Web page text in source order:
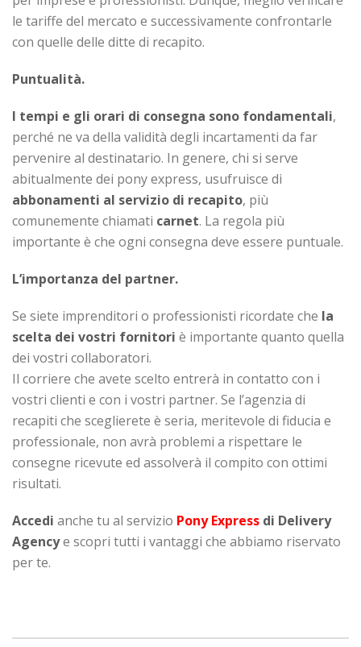
le tariffe del mercato e successivamente confrontarle
con quelle delle ditte di recapito.
Puntualità.
I tempi e gli orari di consegna sono fondamentali,
perché ne va della validità degli incartamenti da far
pervenire al destinatario. In genere, chi si serve
abitualmente dei pony express, usufruisce di
abbonamenti al servizio di recapito, più
comunemente chiamati carnet. La regola più
importante è che ogni consegna deve essere puntuale.
L’importanza del partner.
Se siete imprenditori o professionisti ricordate che la
scelta dei vostri fornitori è importante quanto quella
dei vostri collaboratori.
Il corriere che avete scelto entrerà in contatto con i
vostri clienti e con i vostri partner. Se l’agenzia di
recapiti che sceglierete è seria, meritevole di fiducia e
professionale, non avrà problemi a rispettare le
consegne ricevute ed assolverà il compito con ottimi
risultati.
Accedi anche tu al servizio Pony Express di Delivery
Agencye scopri tutti i vantaggi che abbiamo riservato
per te.